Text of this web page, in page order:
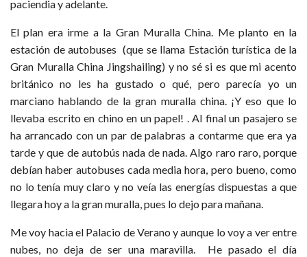
paciendia y adelante.
El plan era irme a la Gran Muralla China. Me planto en la
estación de autobuses (que se llama Estación turística de la
Gran Muralla China Jingshailing) y no sé si es que mi acento
británico no les ha gustado o qué, pero parecía yo un
marciano hablando de la gran muralla china. ¡Y eso que lo
llevaba escrito en chino en un papel! . Al final un pasajero se
ha arrancado con un par de palabras a contarme que era ya
tarde y que de autobús nada de nada. Algo raro raro, porque
debían haber autobuses cada media hora, pero bueno, como
no lo tenía muy claro y no veía las energías dispuestas a que
llegara hoy a la gran muralla, pues lo dejo para mañana.
Me voy hacia el Palacio de Verano y aunque lo voy a ver entre
nubes, no deja de ser una maravilla. He pasado el día